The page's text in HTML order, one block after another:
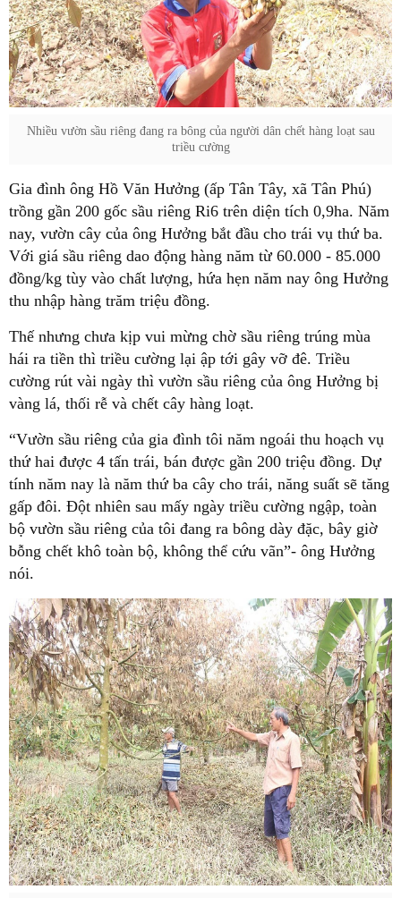
Nhiều vườn sầu riêng đang ra bông của người dân chết hàng loạt sau
triều cường
Gia đình ông Hồ Văn Hưởng (ấp Tân Tây, xã Tân Phú)
trồng gần 200 gốc sầu riêng Ri6 trên diện tích 0,9ha. Năm
nay, vườn cây của ông Hưởng bắt đầu cho trái vụ thứ ba.
Với giá sầu riêng dao động hàng năm từ 60.000 - 85.000
đồng/kg tùy vào chất lượng, hứa hẹn năm nay ông Hưởng
thu nhập hàng trăm triệu đồng.
Thế nhưng chưa kịp vui mừng chờ sầu riêng trúng mùa
hái ra tiền thì triều cường lại ập tới gây vỡ đê. Triều
cường rút vài ngày thì vườn sầu riêng của ông Hưởng bị
vàng lá, thối rễ và chết cây hàng loạt.
“Vườn sầu riêng của gia đình tôi năm ngoái thu hoạch vụ
thứ hai được 4 tấn trái, bán được gần 200 triệu đồng. Dự
tính năm nay là năm thứ ba cây cho trái, năng suất sẽ tăng
gấp đôi. Đột nhiên sau mấy ngày triều cường ngập, toàn
bộ vườn sầu riêng của tôi đang ra bông dày đặc, bây giờ
bỗng chết khô toàn bộ, không thể cứu vãn”- ông Hưởng
nói.